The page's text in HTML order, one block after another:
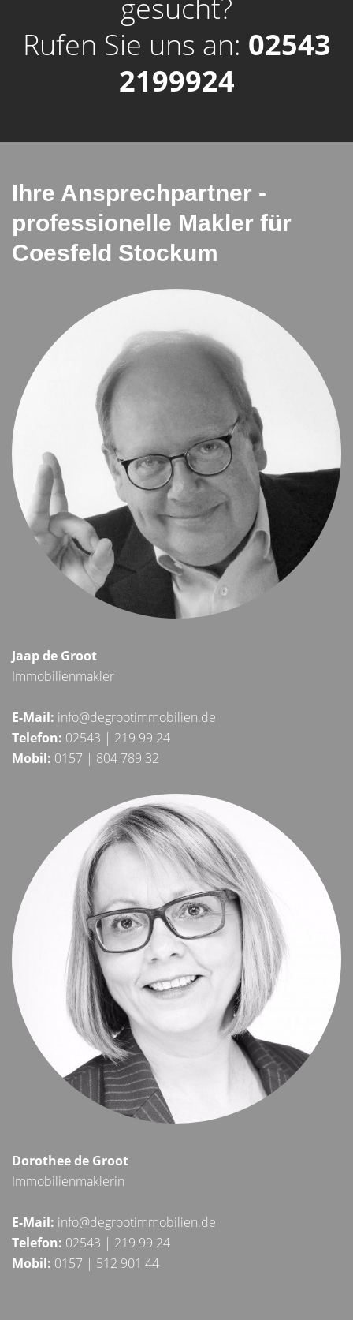
gesucht?
Rufen Sie uns an: 02543
2199924
Ihre Ansprechpartner -
professionelle Makler für
Coesfeld Stockum
Jaap de Groot
Immobilienmakler
E-Mail: info@degrootimmobilien.de
Telefon: 02543 | 219 99 24
Mobil: 0157 | 804 789 32
Dorothee de Groot
Immobilienmaklerin
E-Mail: info@degrootimmobilien.de
Telefon: 02543 | 219 99 24
Mobil: 0157 | 512 901 44